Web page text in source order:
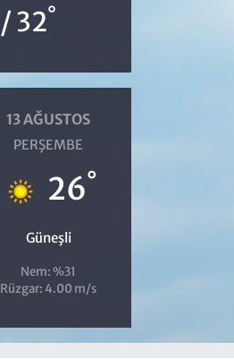
/ 32°
13 AĞUSTOS
PERŞEMBE
26°
Güneşli
Nem: %31
Rüzgar: 4.00 m/s